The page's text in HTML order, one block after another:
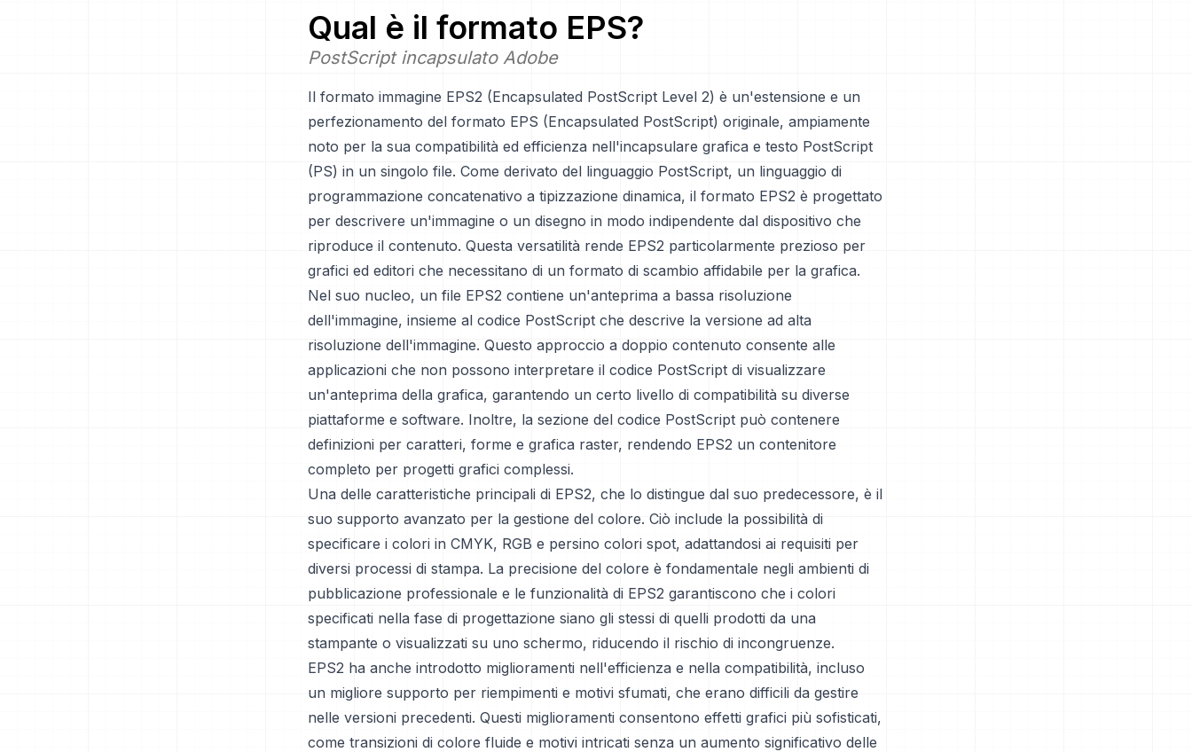
Qual è il formato EPS?
PostScript incapsulato Adobe
Il formato immagine EPS2 (Encapsulated PostScript Level 2) è un'estensione e un
perfezionamento del formato EPS (Encapsulated PostScript) originale, ampiamente
noto per la sua compatibilità ed efficienza nell'incapsulare grafica e testo PostScript
(PS) in un singolo file. Come derivato del linguaggio PostScript, un linguaggio di
programmazione concatenativo a tipizzazione dinamica, il formato EPS2 è progettato
per descrivere un'immagine o un disegno in modo indipendente dal dispositivo che
riproduce il contenuto. Questa versatilità rende EPS2 particolarmente prezioso per
grafici ed editori che necessitano di un formato di scambio affidabile per la grafica.
Nel suo nucleo, un file EPS2 contiene un'anteprima a bassa risoluzione
dell'immagine, insieme al codice PostScript che descrive la versione ad alta
risoluzione dell'immagine. Questo approccio a doppio contenuto consente alle
applicazioni che non possono interpretare il codice PostScript di visualizzare
un'anteprima della grafica, garantendo un certo livello di compatibilità su diverse
piattaforme e software. Inoltre, la sezione del codice PostScript può contenere
definizioni per caratteri, forme e grafica raster, rendendo EPS2 un contenitore
completo per progetti grafici complessi.
Una delle caratteristiche principali di EPS2, che lo distingue dal suo predecessore, è il
suo supporto avanzato per la gestione del colore. Ciò include la possibilità di
specificare i colori in CMYK, RGB e persino colori spot, adattandosi ai requisiti per
diversi processi di stampa. La precisione del colore è fondamentale negli ambienti di
pubblicazione professionale e le funzionalità di EPS2 garantiscono che i colori
specificati nella fase di progettazione siano gli stessi di quelli prodotti da una
stampante o visualizzati su uno schermo, riducendo il rischio di incongruenze.
EPS2 ha anche introdotto miglioramenti nell'efficienza e nella compatibilità, incluso
un migliore supporto per riempimenti e motivi sfumati, che erano difficili da gestire
nelle versioni precedenti. Questi miglioramenti consentono effetti grafici più sofisticati,
come transizioni di colore fluide e motivi intricati senza un aumento significativo delle